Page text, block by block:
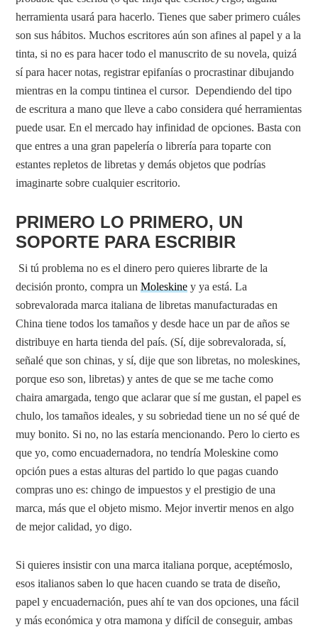
herramienta usará para hacerlo. Tienes que saber primero cuáles
son sus hábitos. Muchos escritores aún son afines al papel y a la
tinta, si no es para hacer todo el manuscrito de su novela, quizá
sí para hacer notas, registrar epifanías o procrastinar dibujando
mientras en la compu tintinea el cursor. Dependiendo del tipo
de escritura a mano que lleve a cabo considera qué herramientas
puede usar. En el mercado hay infinidad de opciones. Basta con
que entres a una gran papelería o librería para toparte con
estantes repletos de libretas y demás objetos que podrías
imaginarte sobre cualquier escritorio.
PRIMERO LO PRIMERO, UN
SOPORTE PARA ESCRIBIR
Si tú problema no es el dinero pero quieres librarte de la
decisión pronto, compra unMoleskine y ya está. La
sobrevalorada marca italiana de libretas manufacturadas en
China tiene todos los tamaños y desde hace un par de años se
distribuye en harta tienda del país. (Sí, dije sobrevalorada, sí,
señalé que son chinas, y sí, dije que son libretas, no moleskines,
porque eso son, libretas) y antes de que se me tache como
chaira amargada, tengo que aclarar que sí me gustan, el papel es
chulo, los tamaños ideales, y su sobriedad tiene un no sé qué de
muy bonito. Si no, no las estaría mencionando. Pero lo cierto es
que yo, como encuadernadora, no tendría Moleskine como
opción pues a estas alturas del partido lo que pagas cuando
compras uno es: chingo de impuestos y el prestigio de una
marca, más que el objeto mismo. Mejor invertir menos en algo
de mejor calidad, yo digo.
Si quieres insistir con una marca italiana porque, aceptémoslo,
esos italianos saben lo que hacen cuando se trata de diseño,
papel y encuadernación, pues ahí te van dos opciones, una fácil
y más económica y otra mamona y difícil de conseguir, ambas